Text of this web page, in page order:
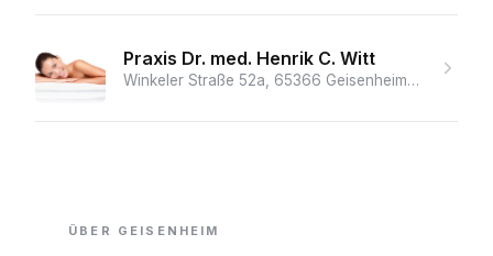
Praxis Dr. med. Henrik C. Witt
Winkeler Straße 52a, 65366 Geisenheim, Deutschland
ÜBER GEISENHEIM